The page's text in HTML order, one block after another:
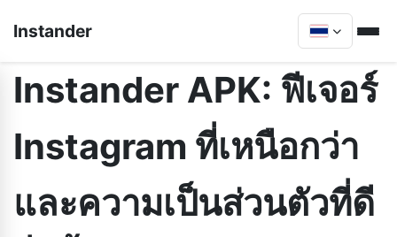
Instander
Instander APK: ฟีเจอร์
Instagram ที่เหนือกว่า
และความเป็นส่วนตัวที่ดี